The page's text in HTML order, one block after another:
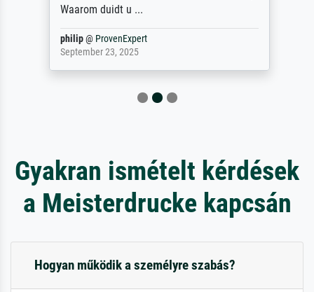
Waarom duidt u ...
philip@ ProvenExpert
September 23, 2025
Gyakran ismételt kérdések
a Meisterdrucke kapcsán
Hogyan működik a személyre szabás?